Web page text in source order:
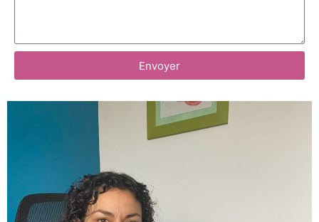
Envoyer